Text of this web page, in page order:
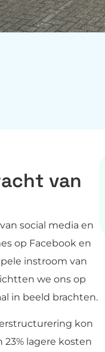
van
social media en
op Facebook en
instroom van
we ons op
in beeld brachten.
kon
lagere kosten